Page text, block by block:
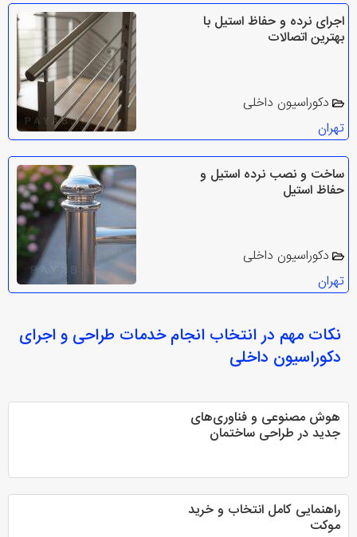
اجرای نرده و حفاظ استیل با
بهترین اتصالات
دکوراسیون داخلی
تهران
ساخت و نصب نرده استیل و
حفاظ استیل
دکوراسیون داخلی
تهران
نکات مهم در انتخاب انجام خدمات طراحی و اجرای
دکوراسیون داخلی
هوش مصنوعی و فناوری‌های
جدید در طراحی ساختمان
راهنمایی کامل انتخاب و خرید
موکت